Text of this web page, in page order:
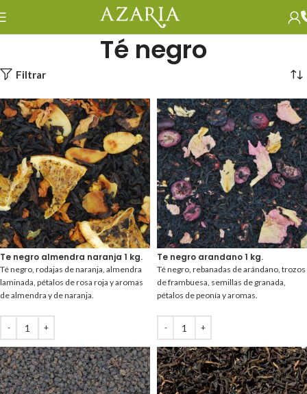
Té negro
Filtrar
Te negro almendra naranja 1 kg.
Té negro, rodajas de naranja, almendra
laminada, pétalos de rosa roja y aromas
de almendra y de naranja.
Te negro arandano 1 kg.
Té negro, rebanadas de arándano, trozos
de frambuesa, semillas de granada,
pétalos de peonía y aromas.